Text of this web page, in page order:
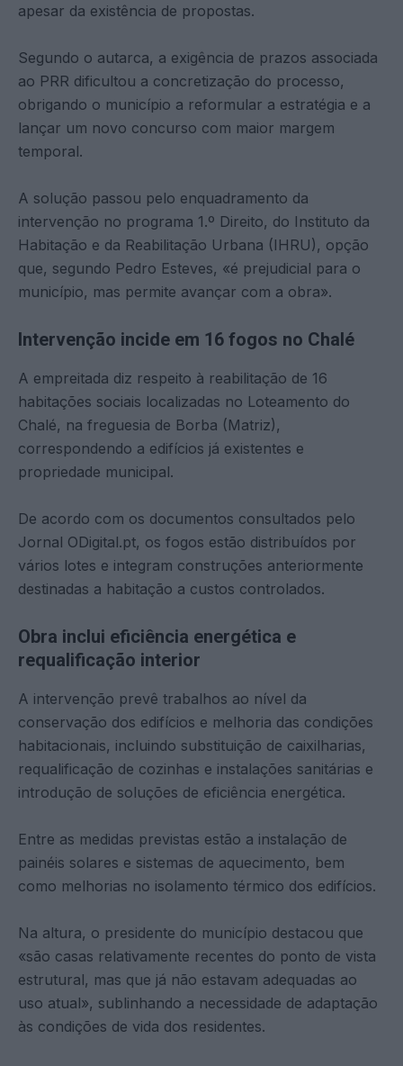
apesar da existência de propostas.
Segundo o autarca, a exigência de prazos associada
ao PRR dificultou a concretização do processo,
obrigando o município a reformular a estratégia e a
lançar um novo concurso com maior margem
temporal.
A solução passou pelo enquadramento da
intervenção no programa 1.º Direito, do Instituto da
Habitação e da Reabilitação Urbana (IHRU), opção
que, segundo Pedro Esteves, «é prejudicial para o
município, mas permite avançar com a obra».
Intervenção incide em 16 fogos no Chalé
A empreitada diz respeito à reabilitação de 16
habitações sociais localizadas no Loteamento do
Chalé, na freguesia de Borba (Matriz),
correspondendo a edifícios já existentes e
propriedade municipal.
De acordo com os documentos consultados pelo
Jornal ODigital.pt, os fogos estão distribuídos por
vários lotes e integram construções anteriormente
destinadas a habitação a custos controlados.
Obra inclui eficiência energética e
requalificação interior
A intervenção prevê trabalhos ao nível da
conservação dos edifícios e melhoria das condições
habitacionais, incluindo substituição de caixilharias,
requalificação de cozinhas e instalações sanitárias e
introdução de soluções de eficiência energética.
Entre as medidas previstas estão a instalação de
painéis solares e sistemas de aquecimento, bem
como melhorias no isolamento térmico dos edifícios.
Na altura, o presidente do município destacou que
«são casas relativamente recentes do ponto de vista
estrutural, mas que já não estavam adequadas ao
uso atual», sublinhando a necessidade de adaptação
às condições de vida dos residentes.